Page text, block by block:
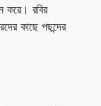
করে। রবির
কাছে পছন্দের